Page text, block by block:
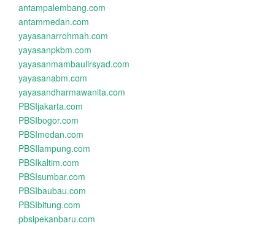
antampalembang.com
antammedan.com
yayasanarrohmah.com
yayasanpkbm.com
yayasanmambaulirsyad.com
yayasanabm.com
yayasandharmawanita.com
PBSIjakarta.com
PBSIbogor.com
PBSImedan.com
PBSIlampung.com
PBSIkaltim.com
PBSIsumbar.com
PBSIbaubau.com
PBSIbitung.com
pbsipekanbaru.com